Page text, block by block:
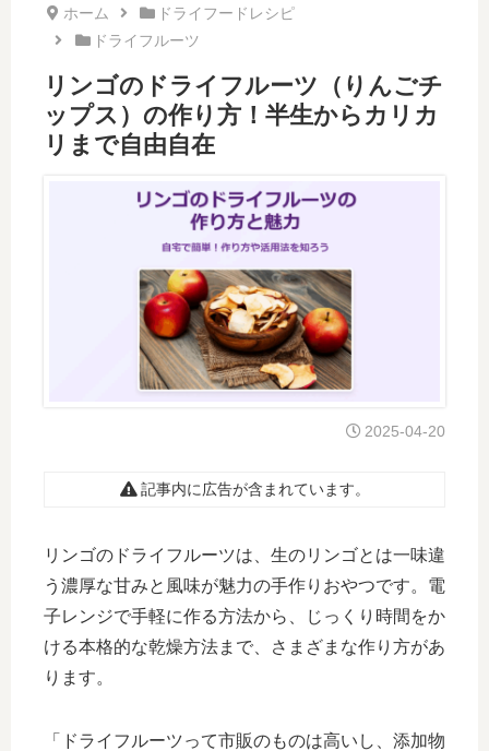
ホーム
ドライフードレシピ
ドライフルーツ
リンゴのドライフルーツ（りんごチ
ップス）の作り方！半生からカリカ
リまで自由自在
2025-04-20
記事内に広告が含まれています。
リンゴのドライフルーツは、生のリンゴとは一味違
う濃厚な甘みと風味が魅力の手作りおやつです。電
子レンジで手軽に作る方法から、じっくり時間をか
ける本格的な乾燥方法まで、さまざまな作り方があ
ります。
「ドライフルーツって市販のものは高いし、添加物